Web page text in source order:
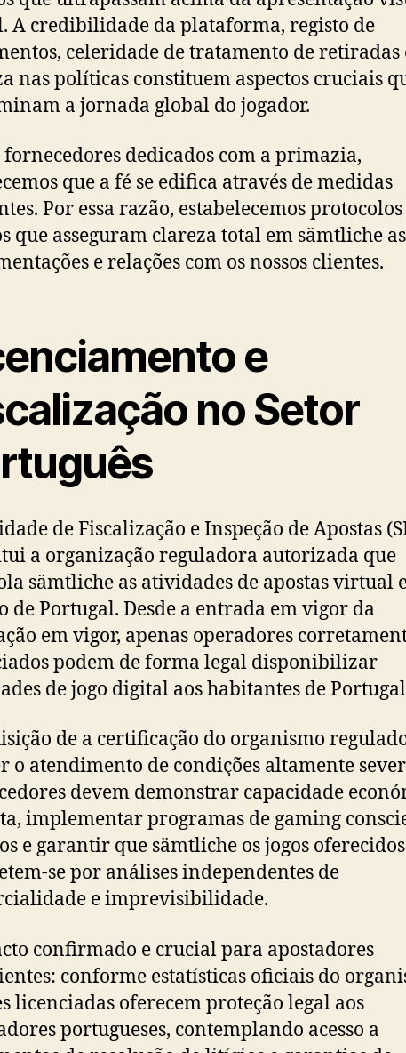
A credibilidade da plataforma, registo de
celeridade de tratamento de retiradas
nas políticas constituem aspectos cruciais
a jornada global do jogador.
fornecedores dedicados com a primazia,
que a fé se edifica através de medidas
Por essa razão, estabelecemos protocolos
que asseguram clareza total em sämtliche as
e relações com os nossos clientes.
e
no Setor
de Fiscalização e Inspeção de Apostas
a organização reguladora autorizada que
sämtliche as atividades de apostas virtual
de Portugal. Desde a entrada em vigor da
em vigor, apenas operadores
podem de forma legal disponibilizar
de jogo digital aos habitantes de
de a certificação do organismo
o atendimento de condições altamente
devem demonstrar capacidade
implementar programas de gaming
e garantir que sämtliche os jogos oferecidos
se por análises independentes de
e imprevisibilidade.
confirmado e crucial para apostadores
conforme estatísticas oficiais do
licenciadas oferecem proteção legal aos
portugueses, contemplando acesso a